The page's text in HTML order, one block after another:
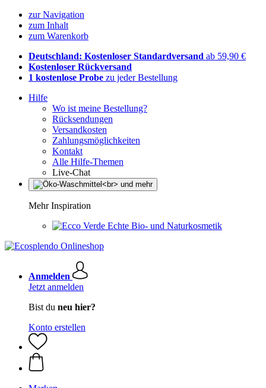
zur Navigation
zum Inhalt
zum Warenkorb
Deutschland: Kostenloser Standardversand ab 59,90 €
Kostenloser Rückversand
1 kostenlose Probe zu jeder Bestellung
Hilfe
Wo ist meine Bestellung?
Rücksendungen
Versandkosten
Zahlungsmöglichkeiten
Kontakt
Alle Hilfe-Themen
Live-Chat
Mehr Inspiration
Echte Bio- und Naturkosmetik
Anmelden
Jetzt anmelden
Bist du neu hier?
Konto erstellen